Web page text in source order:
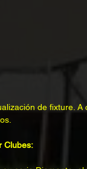
de fixture.
Clubes: